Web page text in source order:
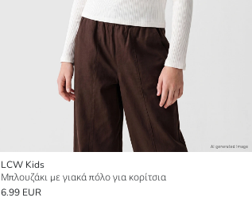
LCW Kids
Μπλουζάκι με γιακά πόλο για κορίτσια
6.99 EUR